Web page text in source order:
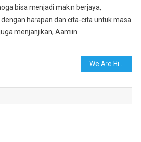
bisa menjadi makin berjaya,
harapan dan cita-cita untuk masa
menjanjikan, Aamiin.
We Are Hiring For Taiwan Vessel